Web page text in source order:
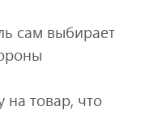
сам выбирает
на товар, что